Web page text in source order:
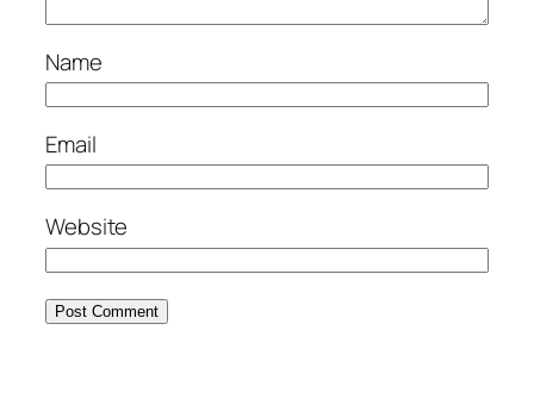
Name
Email
Website